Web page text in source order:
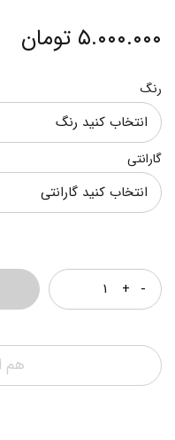
۵.۰۰۰.۰۰۰ تومان
رنگ
گارانتی
هم